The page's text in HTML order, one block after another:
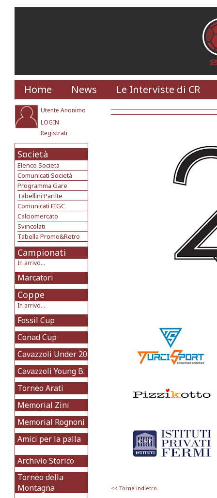
Home News Le Interviste di CR
Utente Anonimo
LOGIN
Registrati
Società
Elenco Società
Comunicati Società
Programma Gare
Tabellini Partite
Comunicati FIGC
Calciomercato
Svincolati
Tabella Promo&Retro
Campionati
In arrivo...
Marcatori
Coppe
In arrivo...
Fossil Cup
Conad Cup
Cavazzoli Under 20
Cavazzoli Young B.
Torneo Arati
Memorial Zini
Memorial Rognoni
Amici per la palla
Archivio Storico
Torneo della
Montagna
<< Torna indietro